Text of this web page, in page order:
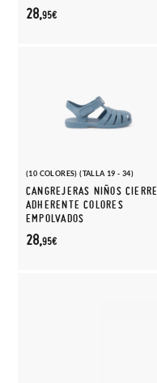
28,95€
(10 COLORES) (TALLA 19 - 34)
CANGREJERAS NIÑOS CIERRE
ADHERENTE COLORES
EMPOLVADOS
28,95€